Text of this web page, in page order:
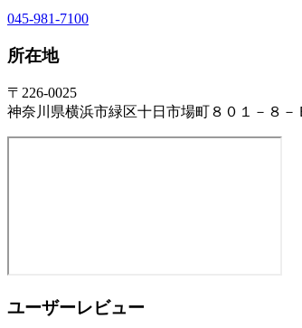
045-981-7100
所在地
〒226-0025
神奈川県横浜市緑区十日市場町８０１－８－
ユーザーレビュー